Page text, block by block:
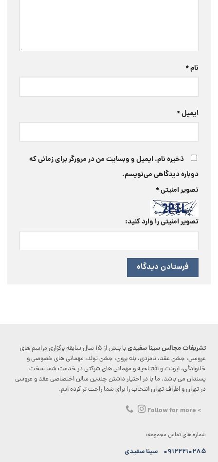
نام*
ایمیل*
ذخیره نام، ایمیل و وبسایت من در مرورگر برای زمانی که
دوباره دیدگاهی می‌نویسم.
تصویر امنیتی*
تصویر امنیتی را وارد کنید:
تشریفات مجالس سینا سفیدی
با بیش از ۱۵ سال سابقه برگزاری مراسم های
عروسی، جشن عقد، نامزدی، بله برون، جشن تولد، مهمانی های خصوصی و
خانوادگی، ایونت و افتتاحیه و مهمانی های شرکتی در خدمت شما سخت
پسندان می باشد. ما با در اختیار داشتن چندین سالن اختصاصی عقد و عروسی
در تهران و اطراف تهران انتخاب را برای شما راحت تر کرده ایم.
> Follow for more
شماره های تماس مجموعه:
۰۹۱۲۲۲۱۰۲۸۵ سینا سفیدی